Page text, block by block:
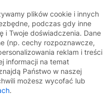
seria CR
plików cookie i innych
podczas gdy inne
i Twoje doświadczenia. Dane
(np. cechy rozpoznawcze,
reklam i treści
informacji na temat
Państwo w naszej
możesz wycofać lub
.